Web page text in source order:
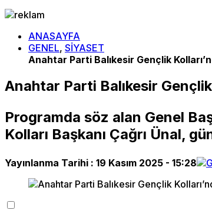
ANASAYFA
GENEL, SİYASET
Anahtar Parti Balıkesir Gençlik
Anahtar Parti Balıkesir
Programda söz alan Genel
Kolları Başkanı Çağrı Ünal,
Yayınlanma Tarihi : 19 Kasım 2025 - 15:28